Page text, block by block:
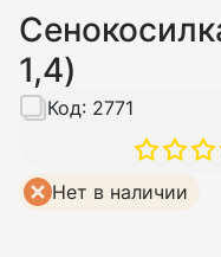
1,4)
Код: 2771
Нет в наличии